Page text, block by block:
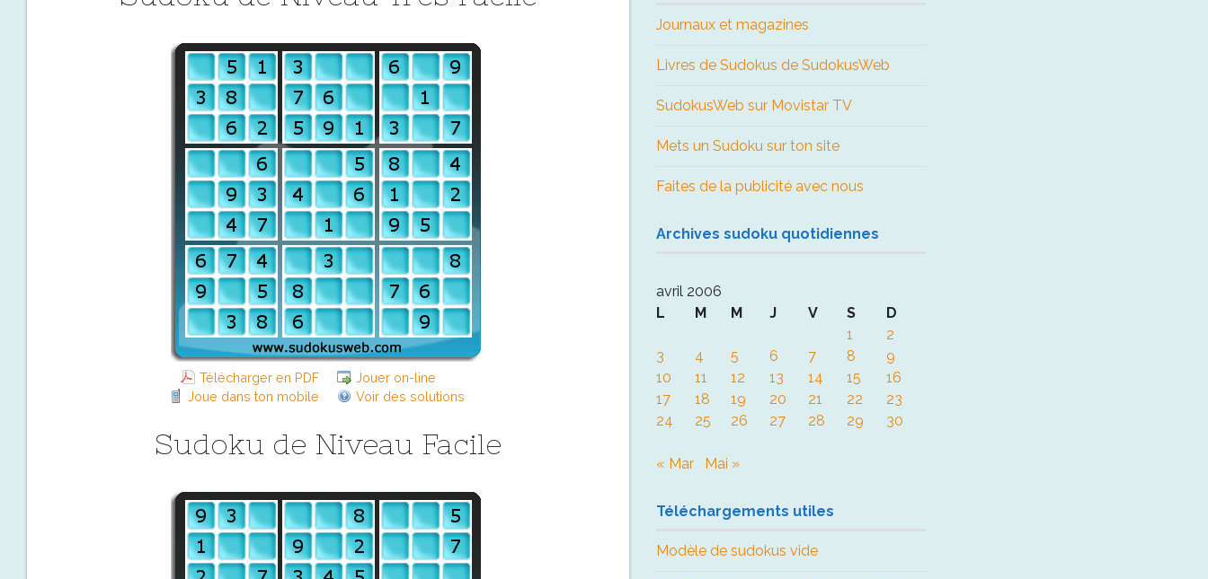
Télécharger en PDF
Jouer on-line
Joue dans ton mobile
Voir des solutions
Sudoku de Niveau Facile
Journaux et magazines
Livres de Sudokus de SudokusWeb
SudokusWeb sur Movistar TV
Mets un Sudoku sur ton site
Faites de la publicité avec nous
Archives sudoku quotidiennes
avril 2006
L
M M J V S
D
1
2
3
4 5 6 7 8
9
10
11 12 13 14 15
16
17
18 19 20 21 22
23
24
25 26 27 28 29 30
« Mar Mai »
Téléchargements utiles
Modèle de sudokus vide